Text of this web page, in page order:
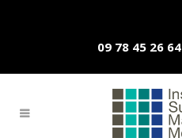
09 78 45 26 64